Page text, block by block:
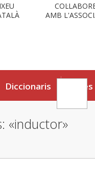
AMB
Diccionaris Eines
«inductor»